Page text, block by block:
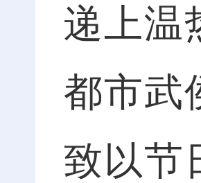
递上温
都市武
致以节